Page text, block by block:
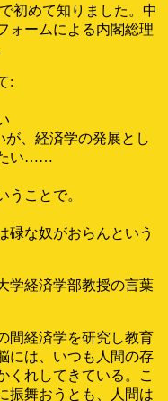
初めて知りました。中
ォームによる内閣総理
:
が、経済学の発展とし
たい……
うことで。
碌な奴がおらんという
学経済学部教授の言葉
間経済学を研究し教育
には、いつも人間の存
くれしてきている。こ
振舞おうとも、人間は